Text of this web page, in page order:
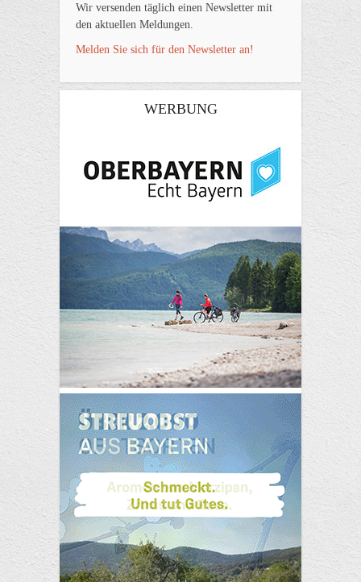
Wir versenden täglich einen Newsletter mit
den aktuellen Meldungen.
Melden Sie sich für den Newsletter an!
WERBUNG